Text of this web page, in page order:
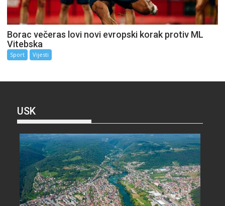
Borac večeras lovi novi evropski korak protiv ML
Vitebska
Sport Vijesti
USK